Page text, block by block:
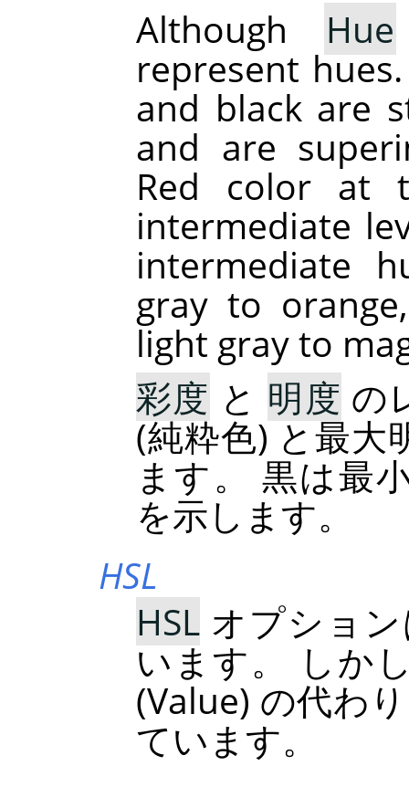
Although
Hue
represent
and black are
and are
Red color at
intermediate
intermediate
gray to
light gray to
彩度 と 明度 の
(純粋色) と最大
ます。 黒は最
を示します。
HSL
HSL オプショ
います。 しか
(Value) の代わ
ています。